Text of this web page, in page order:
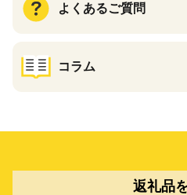
よくあるご質問
コラム
返礼品